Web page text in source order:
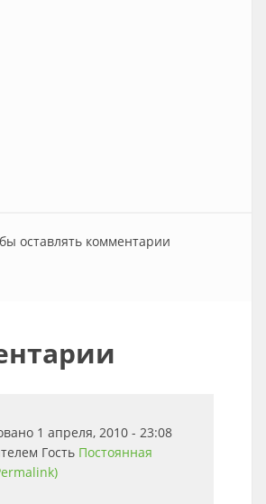
оставлять комментарии
1 апреля, 2010 - 23:08
Гость Постоянная